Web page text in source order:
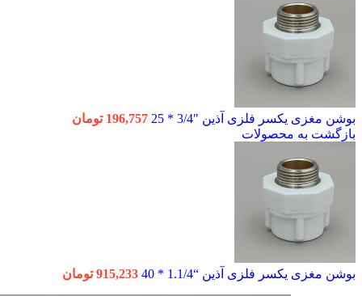
بوشن مغزی یکسر فلزی آذین "3/4 * 25 196,757 تومان
بازگشت به محصولات
بوشن مغزی یکسر فلزی آذین “1.1/4 * 40 915,233 تومان